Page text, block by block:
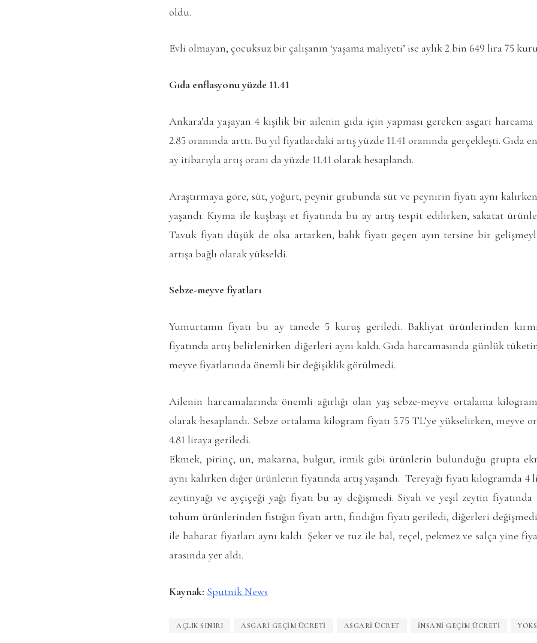
oldu.
Evli olmayan, çocuksuz bir çalışanın ‘yaşama maliyeti’ ise aylık 2 bin 649 lira 75
Gıda enflasyonu yüzde 11.41
Ankara’da yaşayan 4 kişilik bir ailenin gıda için yapması gereken asgari
2.85 oranında arttı. Bu yıl fiyatlardaki artış yüzde 11.41 oranında gerçekleşti. Gıda
ay itibarıyla artış oranı da yüzde 11.41 olarak hesaplandı.
Araştırmaya göre, süt, yoğurt, peynir grubunda süt ve peynirin fiyatı aynı
yaşandı. Kıyma ile kuşbaşı et fiyatında bu ay artış tespit edilirken, sakatat
Tavuk fiyatı düşük de olsa artarken, balık fiyatı geçen ayın tersine bir
artışa bağlı olarak yükseldi.
Sebze-meyve fiyatları
Yumurtanın fiyatı bu ay tanede 5 kuruş geriledi. Bakliyat ürünlerinden
fiyatında artış belirlenirken diğerleri aynı kaldı. Gıda harcamasında günlük
meyve fiyatlarında önemli bir değişiklik görülmedi.
Ailenin harcamalarında önemli ağırlığı olan yaş sebze-meyve ortalama
olarak hesaplandı. Sebze ortalama kilogram fiyatı 5.75 TL’ye yükselirken, meyve
4.81 liraya geriledi.
Ekmek, pirinç, un, makarna, bulgur, irmik gibi ürünlerin bulunduğu grupta
aynı kalırken diğer ürünlerin fiyatında artış yaşandı. Tereyağı fiyatı kilogramda
zeytinyağı ve ayçiçeği yağı fiyatı bu ay değişmedi. Siyah ve yeşil zeytin fiyatında
tohum ürünlerinden fıstığın fiyatı arttı, fındığın fiyatı geriledi, diğerleri
ile baharat fiyatları aynı kaldı. Şeker ve tuz ile bal, reçel, pekmez ve salça yine
arasında yer aldı.
Kaynak: Sputnik News
AÇLIK SINIRI ASGARI GEÇIM ÜCRETI ASGARI ÜCRET INSANI GEÇIM ÜCRETI